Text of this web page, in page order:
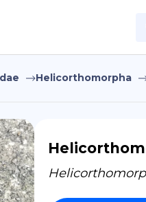
Home
of Use
Policy
Helicorthomorpha